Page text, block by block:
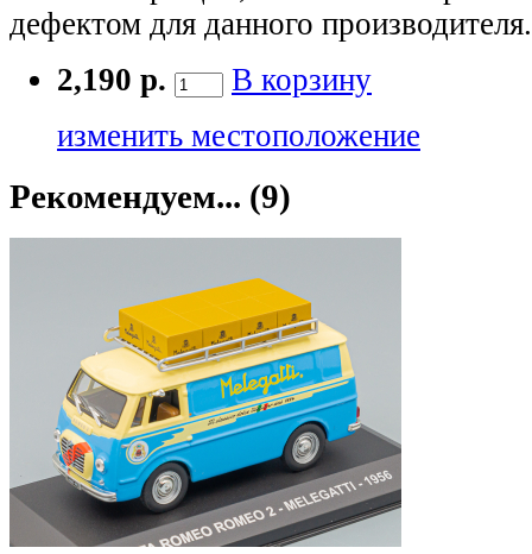
дефектом для данного производителя.
2,190 р.
В корзину
изменить местоположение
Рекомендуем... (9)